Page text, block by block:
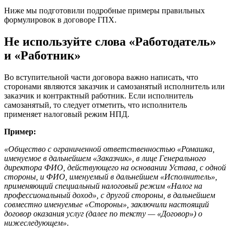
Ниже мы подготовили подробные примеры правильных
формулировок в договоре ГПХ.
Не используйте слова «Работодатель»
и «Работник»
Во вступительной части договора важно написать, что
сторонами являются заказчик и самозанятый исполнитель или
заказчик и контрактный работник. Если исполнитель
самозанятый, то следует отметить, что исполнитель
применяет налоговый режим НПД.
Пример:
«Общество с ограниченной ответственностью «Ромашка,
именуемое в дальнейшем «Заказчик», в лице Генерального
директора ФИО, действующего на основании Устава, с одной
стороны, и ФИО, именуемый в дальнейшем «Исполнитель»,
применяющий специальный налоговый режим «Налог на
профессиональный доход», с другой стороны, в дальнейшем
совместно именуемые «Стороны», заключили настоящий
договор оказания услуг (далее по тексту — «Договор») о
нижеследующем».